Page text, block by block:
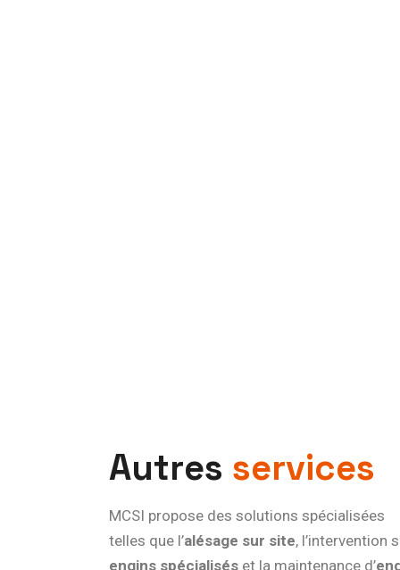
Autres services
MCSI propose des solutions spécialisées
telles que l’alésage sur site, l’intervention
engins spécialisés et la maintenance d’